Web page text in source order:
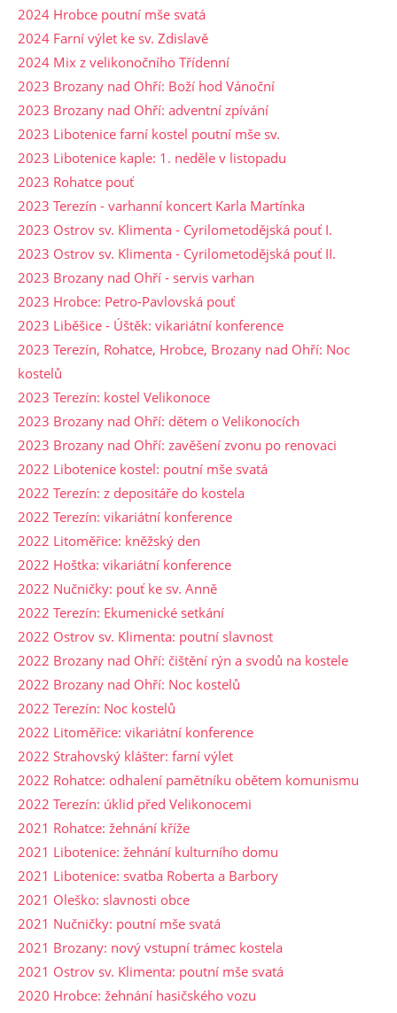
2024 Hrobce poutní mše svatá
2024 Farní výlet ke sv. Zdislavě
2024 Mix z velikonočního Třídenní
2023 Brozany nad Ohří: Boží hod Vánoční
2023 Brozany nad Ohří: adventní zpívání
2023 Libotenice farní kostel poutní mše sv.
2023 Libotenice kaple: 1. neděle v listopadu
2023 Rohatce pouť
2023 Terezín - varhanní koncert Karla Martínka
2023 Ostrov sv. Klimenta - Cyrilometodějská pouť I.
2023 Ostrov sv. Klimenta - Cyrilometodějská pouť II.
2023 Brozany nad Ohří - servis varhan
2023 Hrobce: Petro-Pavlovská pouť
2023 Liběšice - Úštěk: vikariátní konference
2023 Terezín, Rohatce, Hrobce, Brozany nad Ohří: Noc
kostelů
2023 Terezín: kostel Velikonoce
2023 Brozany nad Ohří: dětem o Velikonocích
2023 Brozany nad Ohří: zavěšení zvonu po renovaci
2022 Libotenice kostel: poutní mše svatá
2022 Terezín: z depositáře do kostela
2022 Terezín: vikariátní konference
2022 Litoměřice: kněžský den
2022 Hoštka: vikariátní konference
2022 Nučničky: pouť ke sv. Anně
2022 Terezín: Ekumenické setkání
2022 Ostrov sv. Klimenta: poutní slavnost
2022 Brozany nad Ohří: čištění rýn a svodů na kostele
2022 Brozany nad Ohří: Noc kostelů
2022 Terezín: Noc kostelů
2022 Litoměřice: vikariátní konference
2022 Strahovský klášter: farní výlet
2022 Rohatce: odhalení pamětníku obětem komunismu
2022 Terezín: úklid před Velikonocemi
2021 Rohatce: žehnání kříže
2021 Libotenice: žehnání kulturního domu
2021 Libotenice: svatba Roberta a Barbory
2021 Oleško: slavnosti obce
2021 Nučničky: poutní mše svatá
2021 Brozany: nový vstupní trámec kostela
2021 Ostrov sv. Klimenta: poutní mše svatá
2020 Hrobce: žehnání hasičského vozu